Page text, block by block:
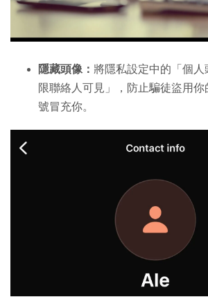
隱藏頭像： 將隱私設定中的「個
限聯絡人可見」，防止騙徒盜用
號冒充你。